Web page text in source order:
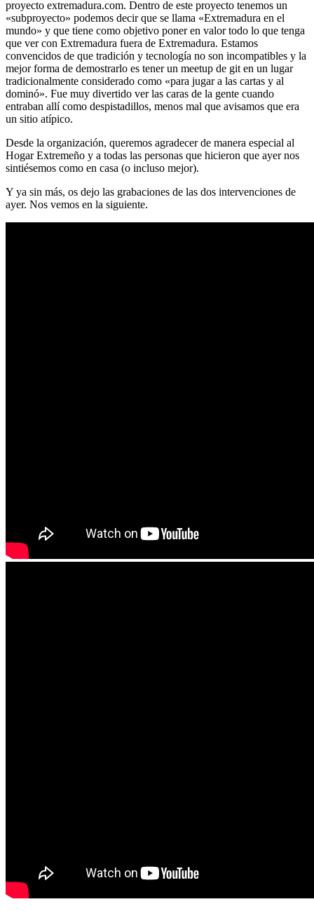
proyecto extremadura.com. Dentro de este proyecto tenemos un
«subproyecto» podemos decir que se llama «Extremadura en el
mundo» y que tiene como objetivo poner en valor todo lo que tenga
que ver con Extremadura fuera de Extremadura. Estamos
convencidos de que tradición y tecnología no son incompatibles y la
mejor forma de demostrarlo es tener un meetup de git en un lugar
tradicionalmente considerado como «para jugar a las cartas y al
dominó». Fue muy divertido ver las caras de la gente cuando
entraban allí como despistadillos, menos mal que avisamos que era
un sitio atípico.
Desde la organización, queremos agradecer de manera especial al
Hogar Extremeño y a todas las personas que hicieron que ayer nos
sintiésemos como en casa (o incluso mejor).
Y ya sin más, os dejo las grabaciones de las dos intervenciones de
ayer. Nos vemos en la siguiente.